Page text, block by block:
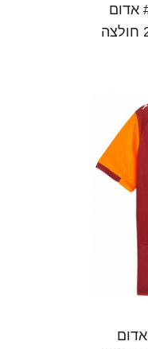
ילדים אלברו מוראטה #77 אדום
כתום ג'רזי ביתית 2025/26 חולצה
ילדים ויקטור אוסימן #45 אדום